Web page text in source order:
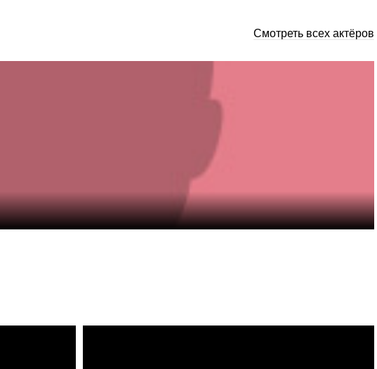
Смотреть всех актёров